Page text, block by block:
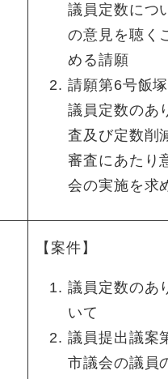
議員定数につ
の意見を聴く
める請願
請願第6号飯
議員定数のあ
査及び定数削
審査にあたり
会の実施を求
【案件】
議員定数のあ
いて
議員提出議案
市議会の議員